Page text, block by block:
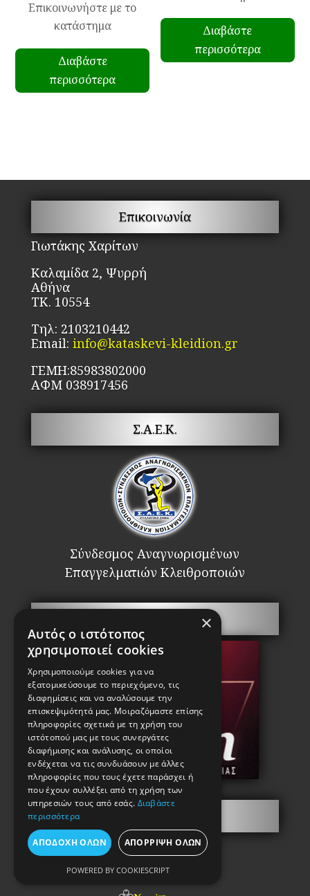
Επικοινωνήστε με το
κατάστημα
Διαβάστε
περισσότερα
Διαβάστε
περισσότερα
Επικοινωνία
Γιωτάκης Χαρίτων
Καλαμίδα 2, Ψυρρή
Αθήνα
ΤΚ. 10554
Τηλ: 2103210442
Email: info@kataskevi-kleidion.gr
ΓΕΜΗ:85983802000
ΑΦΜ 038917456
Σ.Α.Ε.Κ.
Σύνδεσμος Αναγνωρισμένων
Επαγγελματιών Κλειθροποιών
Πόρτες Ασφαλείας
×
Αυτός ο ιστότοπος
χρησιμοποιεί cookies
Χρησιμοποιούμε cookies για να
εξατομικεύσουμε το περιεχόμενο, τις
διαφημίσεις και να αναλύσουμε την
επισκεψιμότητά μας. Μοιραζόμαστε επίσης
πληροφορίες σχετικά με τη χρήση του
ιστότοπού μας με τους συνεργάτες
διαφήμισης και ανάλυσης, οι οποίοι
ενδέχεται να τις συνδυάσουν με άλλες
πληροφορίες που τους έχετε παράσχει ή
που έχουν συλλέξει από τη χρήση των
υπηρεσιών τους από εσάς. Διαβάστε
περισσότερα
ΑΠΟΔΟΧΉ ΌΛΩΝ ΑΠΌΡΡΙΨΗ ΌΛΩΝ
POWERED BY COOKIESCRIPT